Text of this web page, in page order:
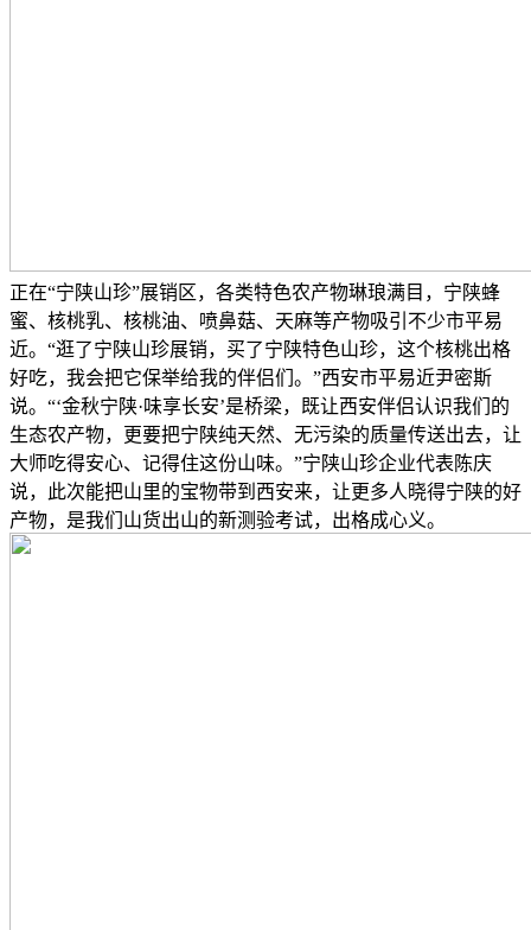
正在“宁陕山珍”展销区，各类特色农产物琳琅满目，宁陕蜂
蜜、核桃乳、核桃油、喷鼻菇、天麻等产物吸引不少市平易
近。“逛了宁陕山珍展销，买了宁陕特色山珍，这个核桃出格
好吃，我会把它保举给我的伴侣们。”西安市平易近尹密斯
说。“‘金秋宁陕·味享长安’是桥梁，既让西安伴侣认识我们的
生态农产物，更要把宁陕纯天然、无污染的质量传送出去，让
大师吃得安心、记得住这份山味。”宁陕山珍企业代表陈庆
说，此次能把山里的宝物带到西安来，让更多人晓得宁陕的好
产物，是我们山货出山的新测验考试，出格成心义。